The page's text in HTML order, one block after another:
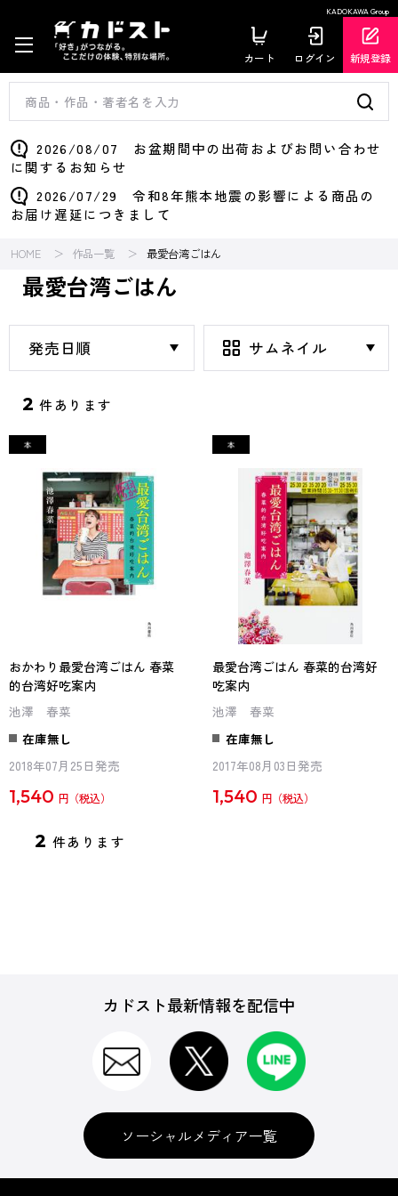
KADOKAWA Group
カート ログイン 新規登録
2026/08/07 お盆期間中の出荷およびお問い合わせ
に関するお知らせ
2026/07/29 令和8年熊本地震の影響による商品の
お届け遅延につきまして
HOME 作品一覧 最愛台湾ごはん
最愛台湾ごはん
2 件あります
おかわり最愛台湾ごはん 春菜
的台湾好吃案内
池澤 春菜
在庫無し
2018年07月25日発売
1,540 円
最愛台湾ごはん 春菜的台湾好
吃案内
池澤 春菜
在庫無し
2017年08月03日発売
1,540 円
2 件あります
カドスト最新情報を配信中
ソーシャルメディア一覧